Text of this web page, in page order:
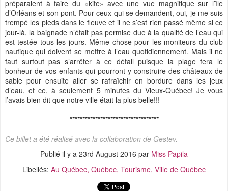
préparaient à faire du «kite» avec une vue magnifique sur l’île
d’Orléans et son pont. Pour ceux qui se demandent, oui, je me suis
trempé les pieds dans le fleuve et il ne s’est rien passé même si ce
jour-là, la baignade n’était pas permise due à la qualité de l’eau qui
est testée tous les jours. Même chose pour les moniteurs du club
nautique qui doivent se mettre à l’eau quotidiennement. Mais il ne
faut surtout pas s’arrêter à ce détail puisque la plage fera le
bonheur de vos enfants qui pourront y construire des châteaux de
sable pour ensuite aller se rafraîchir en bordure dans les jeux
d’eau, et ce, à seulement 5 minutes du Vieux-Québec! Je vous
l’avais bien dit que notre ville était la plus belle!!!
***********************************
Ce billet a été réalisé avec la collaboration de Gestev.
Publié il y a 23rd August 2016 par Miss Papila
Libellés: Au Québec Québec Tourisme Ville de Québec